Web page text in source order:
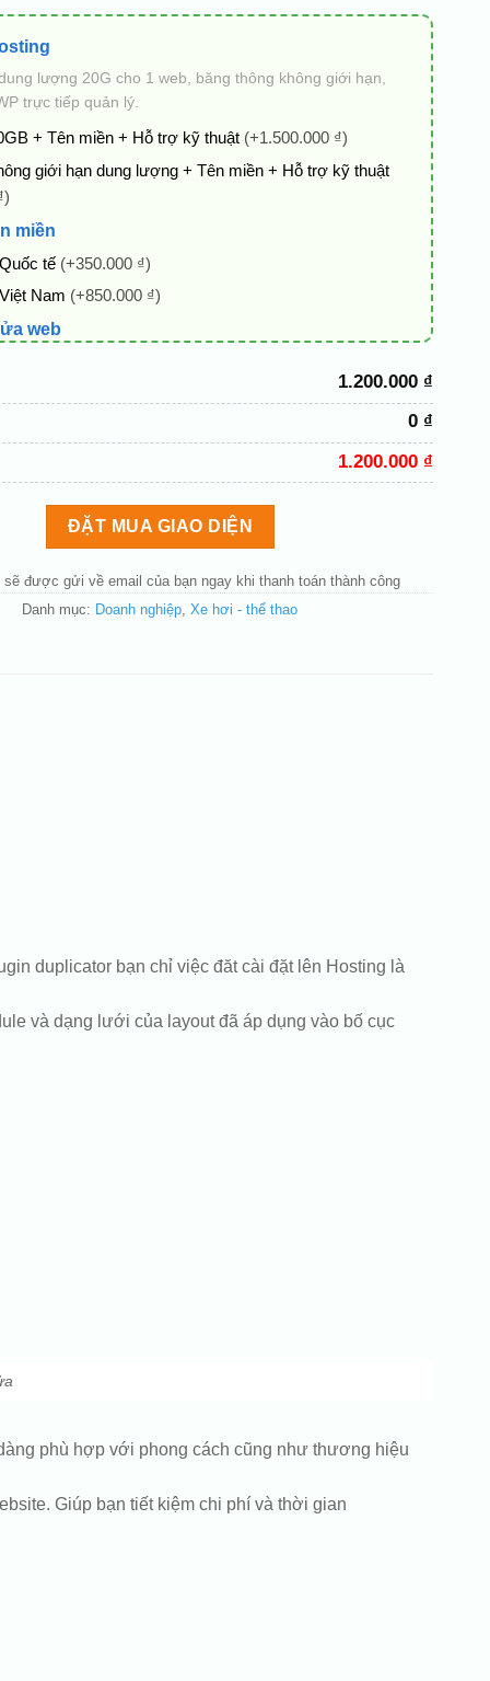
lượng 20G cho 1 web, băng thông không giới hạn,
trực tiếp quản lý.
+ Tên miền + Hỗ trợ kỹ thuật (+1.500.000 ₫)
giới hạn dung lượng + Tên miền + Hỗ trợ kỹ thuật
miền
tế (+350.000 ₫)
Nam (+850.000 ₫)
web
(+200.000 ₫)
liên hệ nhanh(+0 ₫)
1.200.000 ₫
0 ₫
1.200.000 ₫
ĐẶT MUA GIAO DIỆN
sẽ được gửi về email của bạn ngay khi thanh toán thành công
Danh mục: Doanh nghiệp,Xe hơi - thể thao
duplicator bạn chỉ việc đăt cài đặt lên Hosting là
và dạng lưới của layout đã áp dụng vào bố cục
phù hợp với phong cách cũng như thương hiệu
Giúp bạn tiết kiệm chi phí và thời gian